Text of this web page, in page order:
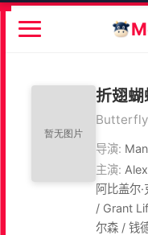
折翅蝴
导演:
主演:
阿比盖尔
/ Grant
尔森 / 钱